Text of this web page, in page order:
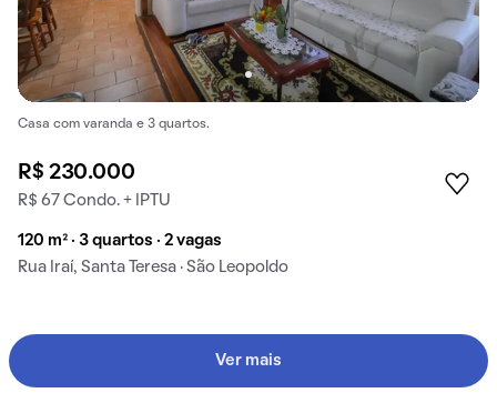
Casa com varanda e 3 quartos.
R$ 230.000
R$ 67 Condo. + IPTU
120 m² · 3 quartos · 2 vagas
Rua Iraí, Santa Teresa · São Leopoldo
Ver mais